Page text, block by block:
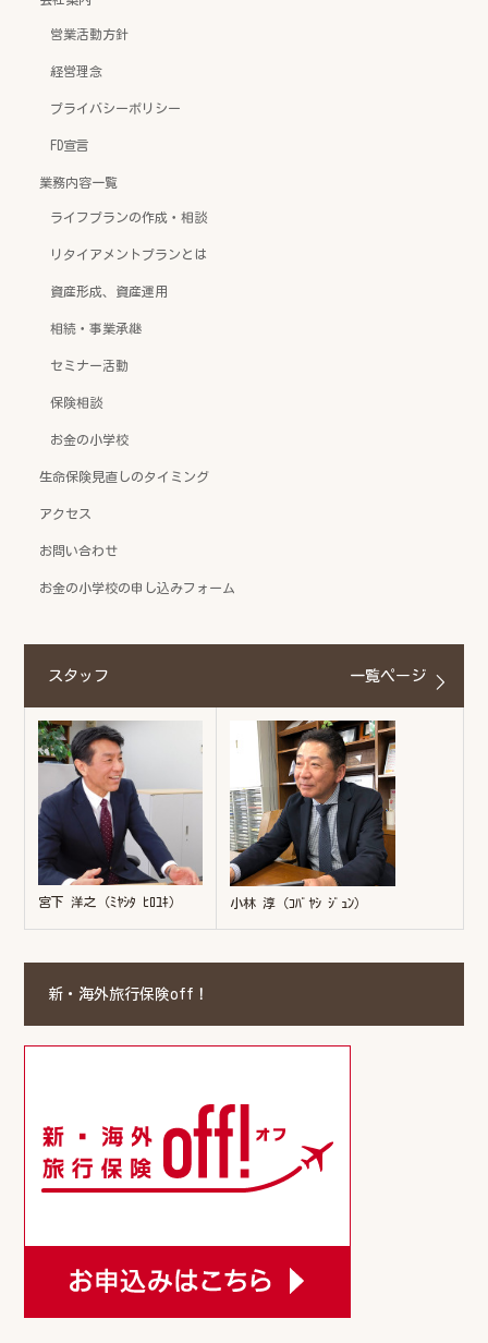
営業活動方針
経営理念
プライバシーポリシー
FD宣言
業務内容一覧
ライフプランの作成・相談
リタイアメントプランとは
資産形成、資産運用
相続・事業承継
セミナー活動
保険相談
お金の小学校
生命保険見直しのタイミング
アクセス
お問い合わせ
お金の小学校の申し込みフォーム
スタッフ 一覧ページ
宮下 洋之（ﾐﾔｼﾀ ﾋﾛﾕｷ） 小林 淳（ｺﾊﾞﾔｼ ｼﾞｭﾝ）
新・海外旅行保険off！